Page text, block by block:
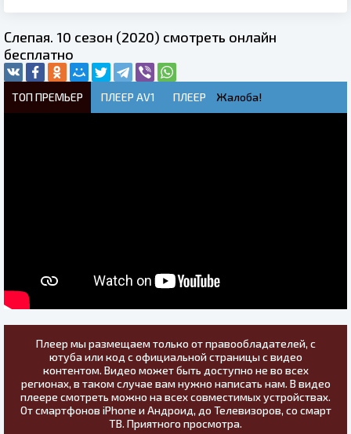
Слепая. 10 сезон (2020) смотреть онлайн
бесплатно
ТОП ПРЕМЬЕР ПЛЕЕР AV1 ПЛЕЕР Жалоба!
Плеер мы размещаем только от правообладателей, с
ютуба или код с официальной страницы с видео
контентом. Видео может быть доступно не во всех
регионах, в таком случае вам нужно написать нам. В видео
плеере смотреть можно на всех совместимых устройствах.
От смартфонов iPhone и Андроид, до Телевизоров, со смарт
ТВ. Приятного просмотра.